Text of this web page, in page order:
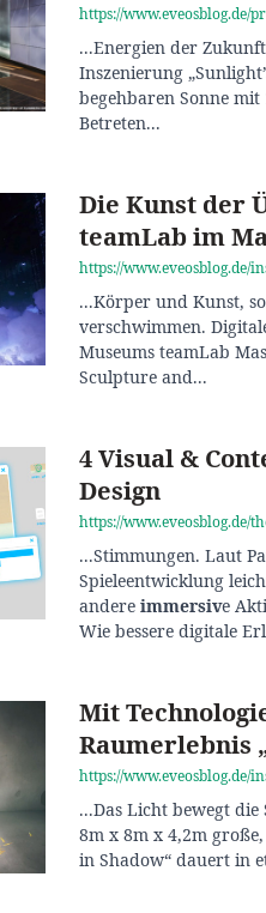
https://www.eveosblog.de/
...Energien der
Inszenierung
begehbaren Sonne
Betreten...
Die Kunst der
teamLab im
https://
...Körper und Kunst,
verschwimmen.
Museums teamLab
Sculpture and...
4 Visual &
Design
https://www.eveosblog.de/
...Stimmungen. Laut
Spieleentwicklung
andere immersive
Wie bessere digitale
Mit
Raumerlebnis
https://www.eveosblog.de/
...Das Licht bewegt die
8m x 8m x 4,2m große,
in Shadow“ dauert in